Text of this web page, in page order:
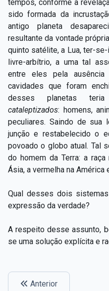
tempos, conforme a
sido formada da
antigo planeta
resultante da vontade
quinto satélite, a Lua, ter-
livre-arbítrio, a uma tal
entre eles pela
cavidades que foram
desses planetas
cataleptizados: homens,
peculiares. Saindo de sua
junção e restabelecido o
povoado o globo atual. Tal
do homem da Terra: a
Ásia, a vermelha na América
Qual desses dois
expressão da verdade?
A respeito desse assunto,
se uma solução explícita e
Anterior